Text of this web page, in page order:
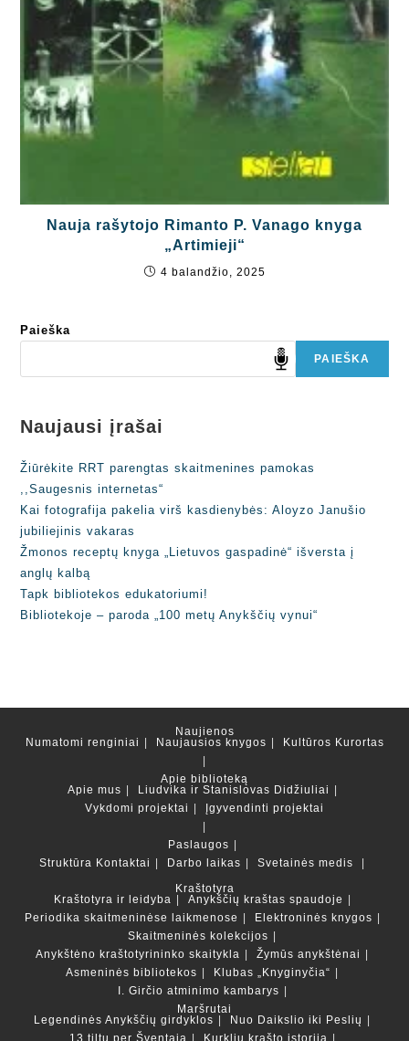
Nauja rašytojo Rimanto P. Vanago knyga
„Artimieji“
4 balandžio, 2025
Paieška
PAIEŠKA
Naujausi įrašai
Žiūrėkite RRT parengtas skaitmenines pamokas
,,Saugesnis internetas“
Kai fotografija pakelia virš kasdienybės: Aloyzo Janušio
jubiliejinis vakaras
Žmonos receptų knyga „Lietuvos gaspadinė“ išversta į
anglų kalbą
Tapk bibliotekos edukatoriumi!
Bibliotekoje – paroda „100 metų Anykščių vynui“
Naujienos
Numatomi renginiai
Naujausios knygos Kultūros Kurortas
Apie biblioteką
Apie mus
Liudvika ir Stanislovas Didžiuliai
Vykdomi projektai
Įgyvendinti projektai
Paslaugos
Struktūra Kontaktai Darbo laikas
Svetainės medis
Kraštotyra
Kraštotyra ir leidyba
Anykščių kraštas spaudoje
Periodika skaitmeninėse laikmenose
Elektroninės knygos
Skaitmeninės kolekcijos
Anykštėno kraštotyrininko skaitykla
Žymūs anykštėnai
Asmeninės bibliotekos
Klubas „Knyginyčia“
I. Girčio atminimo kambarys
Maršrutai
Legendinės Anykščių girdyklos
Nuo Daikslio iki Peslių